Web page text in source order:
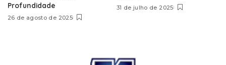
Profundidade
26 de agosto de 2025
31 de julho de 2025